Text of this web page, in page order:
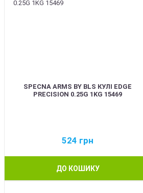
SPECNA ARMS BY BLS КУЛІ EDGE
PRECISION 0.25G 1KG 15469
524 грн
ДО КОШИКУ